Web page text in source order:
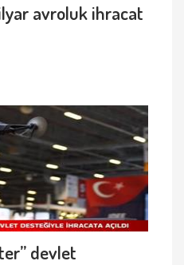
avroluk ihracat
devlet